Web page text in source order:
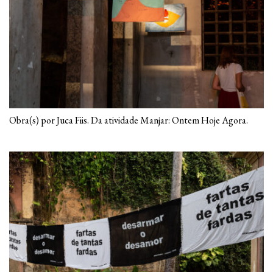
Obra(s) por Juca Fiis. Da atividade Manjar: Ontem Hoje Agora.